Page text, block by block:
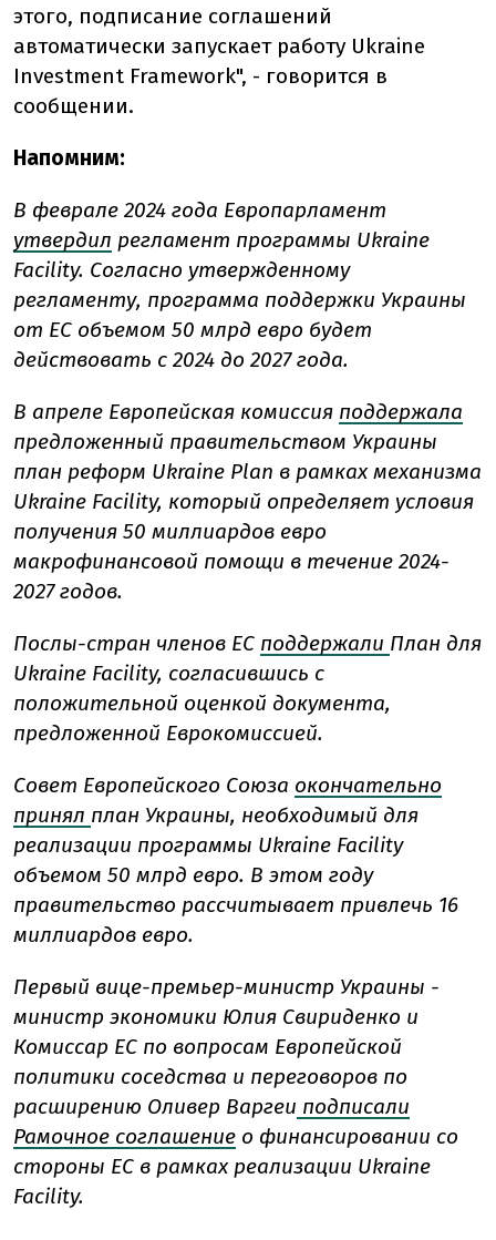
этого, подписание соглашений
автоматически запускает работу Ukraine
Investment Framework", - говорится в
сообщении.
Напомним:
В феврале 2024 года Европарламент
утвердил регламент программы Ukraine
Facility. Согласно утвержденному
регламенту, программа поддержки Украины
от ЕС объемом 50 млрд евро будет
действовать с 2024 до 2027 года.
В апреле Европейская комиссия поддержала
предложенный правительством Украины
план реформ Ukraine Plan в рамках механизма
Ukraine Facility, который определяет условия
получения 50 миллиардов евро
макрофинансовой помощи в течение 2024-
2027 годов.
Послы-стран членов ЕС поддержали План для
Ukraine Facility, согласившись с
положительной оценкой документа,
предложенной Еврокомиссией.
Совет Европейского Союза окончательно
принял план Украины, необходимый для
реализации программы Ukraine Facility
объемом 50 млрд евро. В этом году
правительство рассчитывает привлечь 16
миллиардов евро.
Первый вице-премьер-министр Украины -
министр экономики Юлия Свириденко и
Комиссар ЕС по вопросам Европейской
политики соседства и переговоров по
расширению Оливер Варгеи подписали
Рамочное соглашение о финансировании со
стороны ЕС в рамках реализации Ukraine
Facility.